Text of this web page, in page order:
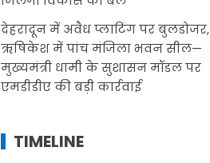
देहरादून में अवैध प्लाटिंग पर बुलडोजर,
ऋषिकेश में पांच मंजिला भवन सील—
मुख्यमंत्री धामी के सुशासन मॉडल पर
एमडीडीए की बड़ी कार्रवाई
TIMELINE